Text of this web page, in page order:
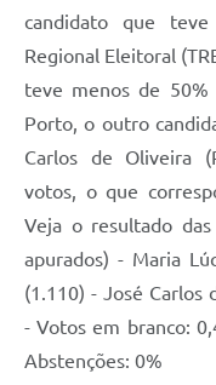
candidato que
Regional Eleitoral
teve menos de
Porto, o outro
Carlos de Oliveira
votos, o que
Veja o resultado
apurados) - Maria
(1.110) - José Carlos
- Votos em branco:
Abstenções: 0%